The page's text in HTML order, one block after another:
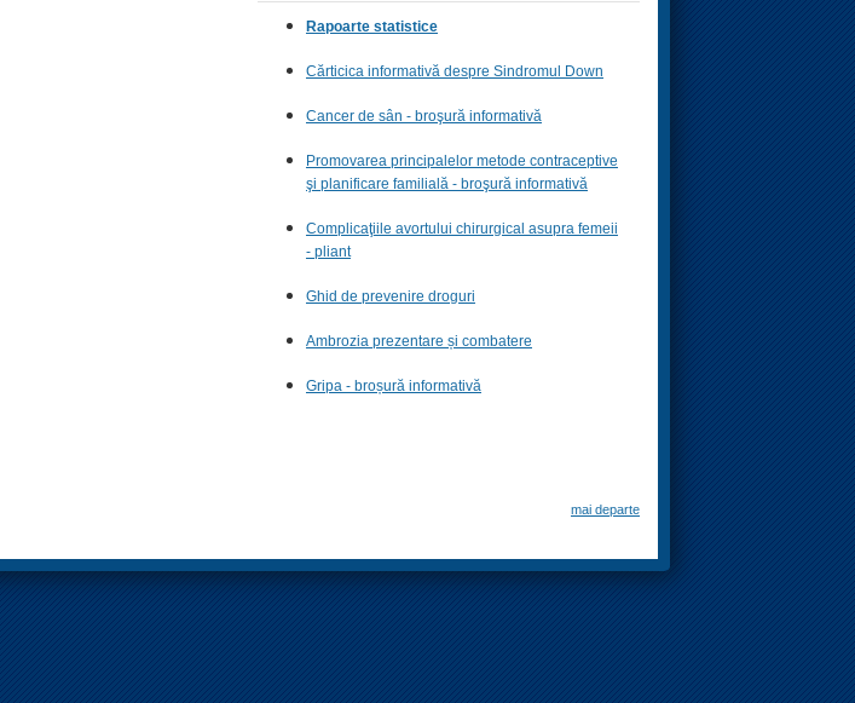
Rapoarte statistice
Cărticica informativă despre Sindromul Down
Cancer de sân - broşură informativă
Promovarea principalelor metode contraceptive
şi planificare familială - broşură informativă
Complicaţiile avortului chirurgical asupra femeii
- pliant
Ghid de prevenire droguri
Ambrozia prezentare și combatere
Gripa - broșură informativă
mai departe